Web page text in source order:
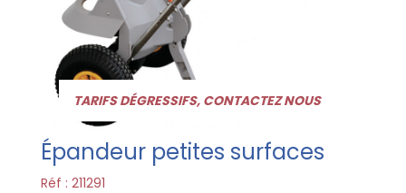
TARIFS DÉGRESSIFS, CONTACTEZ NOUS
Épandeur petites surfaces
Réf : 211291